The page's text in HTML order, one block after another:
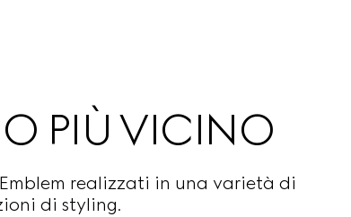
PIÙ VICINO
realizzati in una varietà di
di styling.